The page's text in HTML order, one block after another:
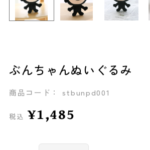
ぶんちゃんぬいぐるみ
商品コード： stbunpd001
税込 ¥1,485